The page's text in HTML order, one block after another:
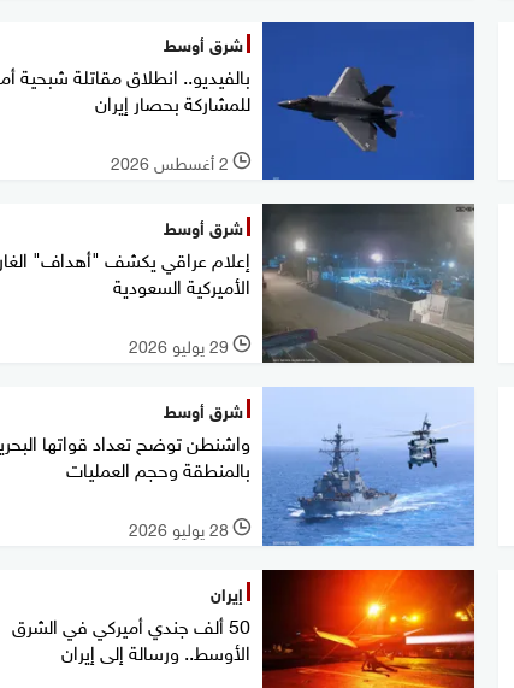
شرق أوسط
بالفيديو.. انطلاق مقاتلة شبحية
للمشاركة بحصار إيران
l 2 أغسطس 2026
شرق أوسط
إعلام عراقي يكشف "أهداف"
الأميركية السعودية
l 29 يوليو 2026
شرق أوسط
واشنطن توضح تعداد قواتها
بالمنطقة وحجم العمليات
l 28 يوليو 2026
إيران
50 ألف جندي أميركي في الشرق
الأوسط.. ورسالة إلى إيران